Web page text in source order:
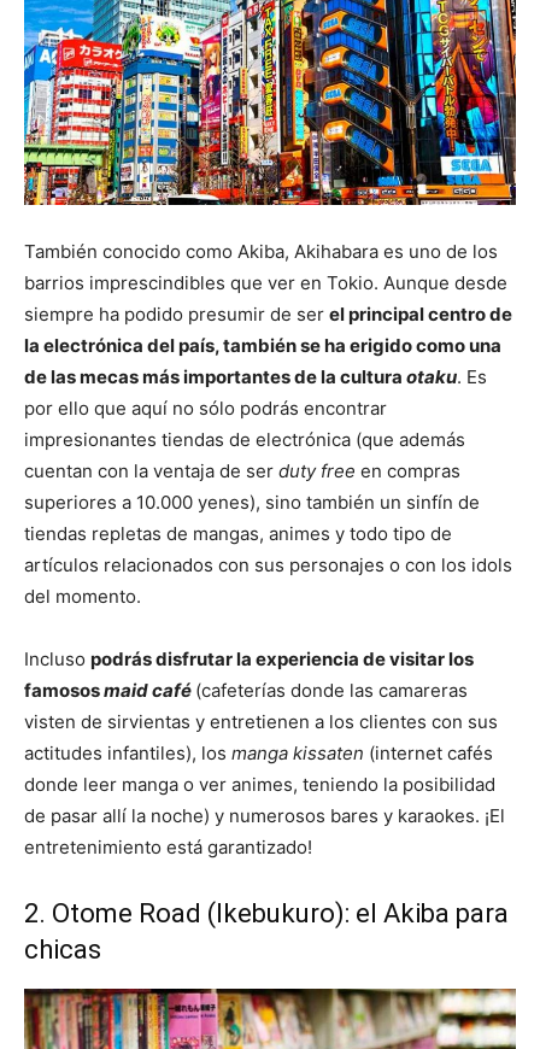
También conocido como Akiba, Akihabara es uno de los
barrios imprescindibles que ver en Tokio. Aunque desde
siempre ha podido presumir de ser el principal centro de
la electrónica del país, también se ha erigido como una
de las mecas más importantes de la cultura otaku. Es
por ello que aquí no sólo podrás encontrar
impresionantes tiendas de electrónica (que además
cuentan con la ventaja de ser duty free en compras
superiores a 10.000 yenes), sino también un sinfín de
tiendas repletas de mangas, animes y todo tipo de
artículos relacionados con sus personajes o con los idols
del momento.
Incluso podrás disfrutar la experiencia de visitar los
famososmaid café (cafeterías donde las camareras
visten de sirvientas y entretienen a los clientes con sus
actitudes infantiles), los manga kissaten (internet cafés
donde leer manga o ver animes, teniendo la posibilidad
de pasar allí la noche) y numerosos bares y karaokes. ¡El
entretenimiento está garantizado!
2. Otome Road (Ikebukuro): el Akiba para
chicas